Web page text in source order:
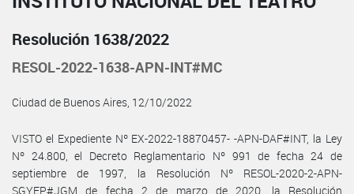
Resolución 1638/2022
RESOL-2022-1638-APN-INT#MC
Ciudad de Buenos Aires, 12/10/2022
VISTO el Expediente Nº EX-2022-18870457- -APN-DAF#INT, la Ley
Nº 24.800, el Decreto Reglamentario Nº 991 de fecha 24 de
septiembre de 1997, la Resolución Nº RESOL-2020-2-APN-
SGYEP#JGM de fecha 2 de marzo de 2020, la Resolución